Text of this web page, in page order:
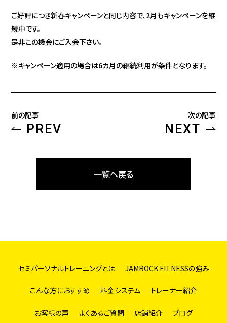
ご好評につき新春キャンペーンと同じ内容で、2月もキャンペーンを継
続中です。
是非この機会にご入会下さい。
※キャンペーン適用の場合は6カ月の継続利用が条件となります。
前の記事
PREV
次の記事
NEXT
一覧へ戻る
セミパーソナルトレーニングとは JAMROCK FITNESSの強み
こんな方におすすめ 料金システム トレーナー紹介
お客様の声 よくあるご質問 店舗紹介 ブログ